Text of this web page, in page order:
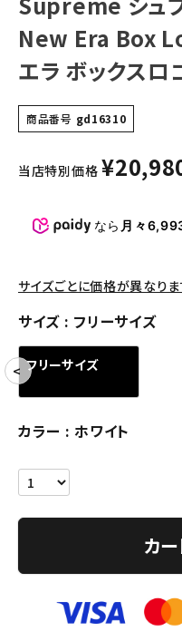
キャップ・ハット
ニット帽・ビーニー
その他バッグ類
スニーカー・ブーツ
COLLABORATION BRAND
SEASON
CONTENTS
ACCOUNT MENU
ようこそ ゲスト 様
meeting_room ログイン
Follow us
New Era Box
エラ ボックスロ
商品番号 gd16310
当店特別価格 ¥
なら 月々
サイズごとに価格が異なりま
サイズ フリーサイズ
フリーサイズ
カラー ホワイト
カ